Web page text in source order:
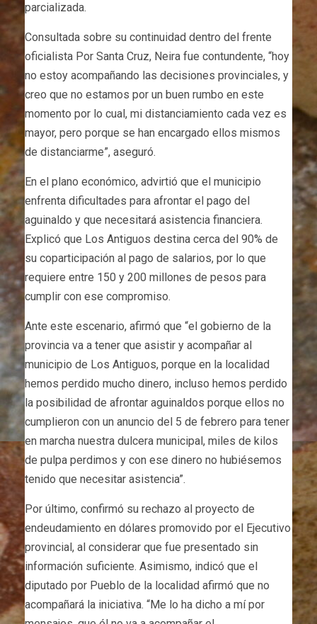
parcializada.
Consultada sobre su continuidad dentro del frente
oficialista Por Santa Cruz, Neira fue contundente, “hoy
no estoy acompañando las decisiones provinciales, y
creo que no estamos por un buen rumbo en este
momento por lo cual, mi distanciamiento cada vez es
mayor, pero porque se han encargado ellos mismos
de distanciarme”, aseguró.
En el plano económico, advirtió que el municipio
enfrenta dificultades para afrontar el pago del
aguinaldo y que necesitará asistencia financiera.
Explicó que Los Antiguos destina cerca del 90% de
su coparticipación al pago de salarios, por lo que
requiere entre 150 y 200 millones de pesos para
cumplir con ese compromiso.
Ante este escenario, afirmó que “el gobierno de la
provincia va a tener que asistir y acompañar al
municipio de Los Antiguos, porque en la localidad
hemos perdido mucho dinero, incluso hemos perdido
la posibilidad de afrontar aguinaldos porque ellos no
cumplieron con un anuncio del 5 de febrero para tener
en marcha nuestra dulcera municipal, miles de kilos
de pulpa perdimos y con ese dinero no hubiésemos
tenido que necesitar asistencia”.
Por último, confirmó su rechazo al proyecto de
endeudamiento en dólares promovido por el Ejecutivo
provincial, al considerar que fue presentado sin
información suficiente. Asimismo, indicó que el
diputado por Pueblo de la localidad afirmó que no
acompañará la iniciativa. “Me lo ha dicho a mí por